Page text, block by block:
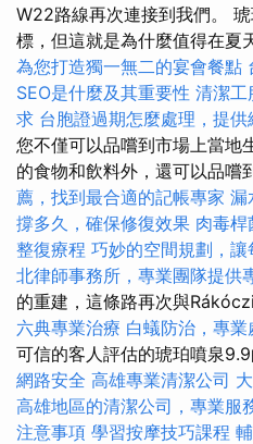
W22路線再次連接到我們。
標，但這就是為什麼值得在夏
為您打造獨一無二的宴會餐點
SEO是什麼及其重要性 清潔工
求 台胞證過期怎麼處理，提
您不僅可以品嚐到市場上當地
的食物和飲料外，還可以品嚐
薦，找到最合適的記帳專家 漏
撐多久，確保修復效果 肉毒桿
整復療程 巧妙的空間規劃，
北律師事務所，專業團隊提供
的重建，這條路再次與
六典專業治療 白蟻防治，專
可信的客人評估的琥珀噴泉9.9
網路安全 高雄專業清潔公司
高雄地區的清潔公司，專業服
注意事項 學習按摩技巧課程